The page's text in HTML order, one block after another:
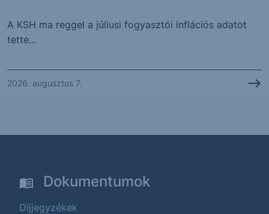
A KSH ma reggel a júliusi fogyasztói inflációs adatot
tette...
2026. augusztus 7.
Dokumentumok
Díjjegyzékek